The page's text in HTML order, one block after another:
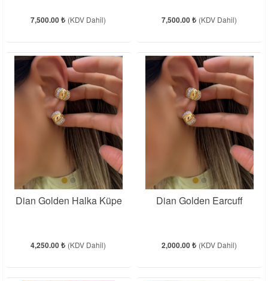
7,500.00 ₺ (KDV Dahil) 7,500.00 ₺ (KDV Dahil)
Dian Golden Halka Küpe
4,250.00 ₺ (KDV Dahil)
Dian Golden Earcuff
2,000.00 ₺ (KDV Dahil)